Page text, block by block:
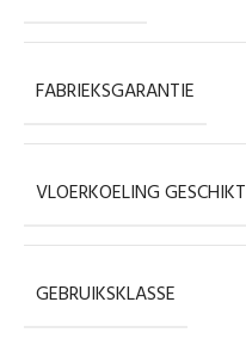
FABRIEKSGARANTIE
VLOERKOELING GESCHIKT
GEBRUIKSKLASSE